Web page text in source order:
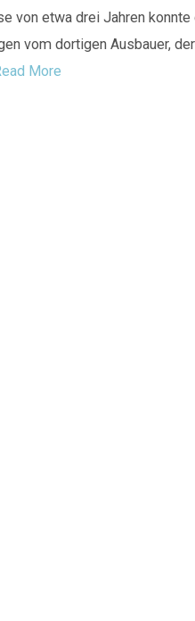
von etwa drei Jahren
vom dortigen Ausbauer,
More